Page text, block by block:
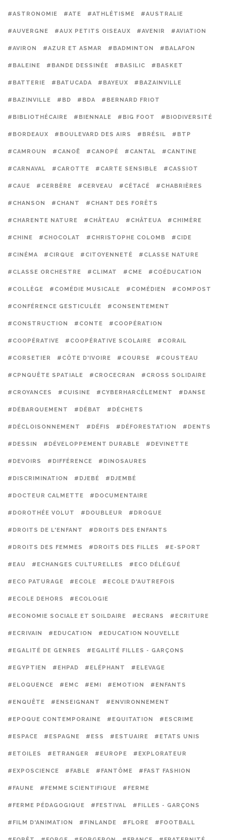
#ASTRONOMIE #ATE #ATHLÉTISME #AUSTRALIE
#AUVERGNE #AUX PETITS OISEAUX #AVENIR #AVIATION
#AVIRON #AZUR ET ASMAR #BADMINTON #BALAFON
#BALEINE #BANDE DESSINÉE #BASILIC #BASKET
#BATTERIE #BATUCADA #BAYEUX #BAZAINVILLE
#BAZINVILLE #BD #BDA #BERNARD FRIOT
#BIBLIOTHÉCAIRE #BIENNALE #BIG FOOT #BIODIVERSITÉ
#BORDEAUX #BOULEVARD DES AIRS #BRÉSIL #BTP
#CAMROUN #CANOË #CANOPÉ #CANTAL #CANTINE
#CARNAVAL #CAROTTE #CARTE SENSIBLE #CASSIOT
#CAUE #CERBÈRE #CERVEAU #CÉTACÉ #CHABRIÈRES
#CHANSON #CHANT #CHANT DES FORÊTS
#CHARENTE NATURE #CHÂTEAU #CHÂTEUA #CHIMÈRE
#CHINE #CHOCOLAT #CHRISTOPHE COLOMB #CIDE
#CINÉMA #CIRQUE #CITOYENNETÉ #CLASSE NATURE
#CLASSE ORCHESTRE #CLIMAT #CME #COÉDUCATION
#COLLÈGE #COMÉDIE MUSICALE #COMÉDIEN #COMPOST
#CONFÉRENCE GESTICULÉE #CONSENTEMENT
#CONSTRUCTION #CONTE #COOPÉRATION
#COOPÉRATIVE #COOPÉRATIVE SCOLAIRE #CORAIL
#CORSETIER #CÔTE D'IVOIRE #COURSE #COUSTEAU
#CPNQUÊTE SPATIALE #CROCECRAN #CROSS SOLIDAIRE
#CROYANCES #CUISINE #CYBERHARCÈLEMENT #DANSE
#DÉBARQUEMENT #DÉBAT #DÉCHETS
#DÉCLOISONNEMENT #DÉFIS #DÉFORESTATION #DENTS
#DESSIN #DÉVELOPPEMENT DURABLE #DEVINETTE
#DEVOIRS #DIFFÉRENCE #DINOSAURES
#DISCRIMINATION #DJEBÉ #DJEMBÉ
#DOCTEUR CALMETTE #DOCUMENTAIRE
#DOROTHÉE VOLUT #DOUBLEUR #DROGUE
#DROITS DE L'ENFANT #DROITS DES ENFANTS
#DROITS DES FEMMES #DROITS DES FILLES #E-SPORT
#EAU #ECHANGES CULTURELLES #ECO DÉLÉGUÉ
#ECO PATURAGE #ECOLE #ECOLE D'AUTREFOIS
#ECOLE DEHORS #ECOLOGIE
#ECONOMIE SOCIALE ET SOILDAIRE #ECRANS #ECRITURE
#ECRIVAIN #EDUCATION #EDUCATION NOUVELLE
#EGALITÉ DE GENRES #EGALITÉ FILLES - GARÇONS
#EGYPTIEN #EHPAD #ELÉPHANT #ELEVAGE
#ELOQUENCE #EMC #EMI #EMOTION #ENFANTS
#ENQUÊTE #ENSEIGNANT #ENVIRONNEMENT
#EPOQUE CONTEMPORAINE #EQUITATION #ESCRIME
#ESPACE #ESPAGNE #ESS #ESTUAIRE #ETATS UNIS
#ETOILES #ETRANGER #EUROPE #EXPLORATEUR
#EXPOSCIENCE #FABLE #FANTÔME #FAST FASHION
#FAUNE #FEMME SCIENTIFIQUE #FERME
#FERME PÉDAGOGIQUE #FESTIVAL #FILLES - GARÇONS
#FILM D'ANIMATION #FINLANDE #FLORE #FOOTBALL